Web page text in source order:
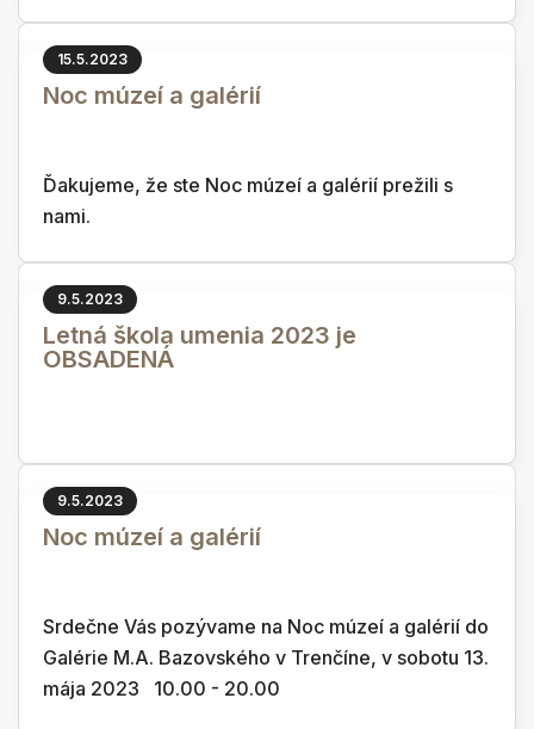
15.5.2023
Noc múzeí a galérií
Ďakujeme, že ste Noc múzeí a galérií prežili s
nami.
9.5.2023
Letná škola umenia 2023 je
OBSADENÁ
9.5.2023
Noc múzeí a galérií
Srdečne Vás pozývame na Noc múzeí a galérií do
Galérie M.A. Bazovského v Trenčíne, v sobotu 13.
mája 2023 10.00 - 20.00